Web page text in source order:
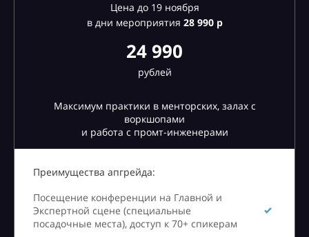
Цена до 19 ноября
в дни мероприятия 28990 р
24 990
рублей
Максимум практики в менторских, залах с
воркшопами
и работа с промт-инженерами
Преимущества апгрейда:
Посещение конференции на Главной и
Экспертной сцене (специальные
посадочные места), доступ к 70+ спикерам